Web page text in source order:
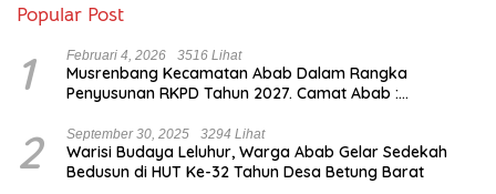
Popular Post
1 Februari 4, 2026 3516 Lihat
Musrenbang Kecamatan Abab Dalam Rangka
Penyusunan RKPD Tahun 2027. Camat Abab :
2 September 30, 2025 3294 Lihat
Warisi Budaya Leluhur, Warga Abab Gelar Sedekah
Bedusun di HUT Ke-32 Tahun Desa Betung Barat